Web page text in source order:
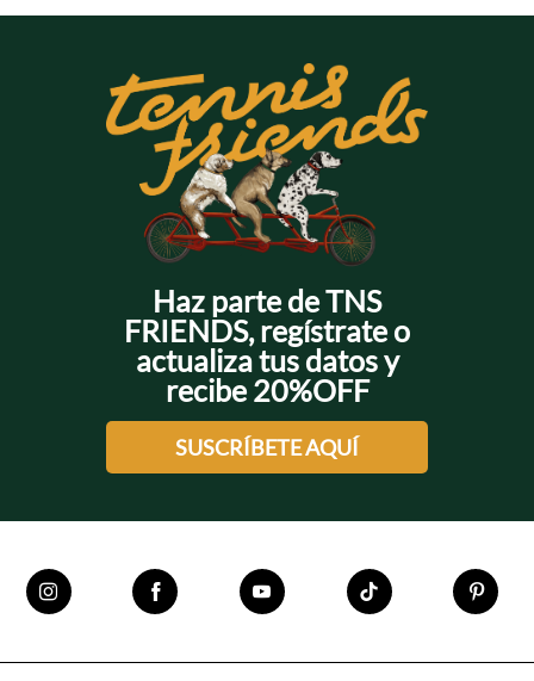
Haz parte de TNS
FRIENDS, regístrate o
actualiza tus datos y
recibe 20%OFF
SUSCRÍBETE AQUÍ